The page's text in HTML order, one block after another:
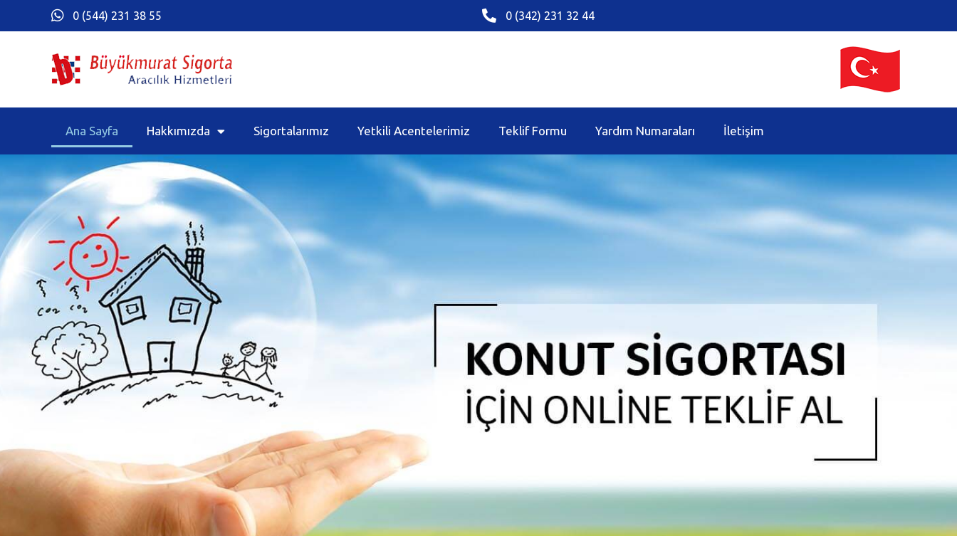
0 (544) 231 38 55 0 (342) 231 32 44
Ana Sayfa Hakkımızda Sigortalarımız Yetkili Acentelerimiz Teklif Formu Yardım Numaraları İletişim